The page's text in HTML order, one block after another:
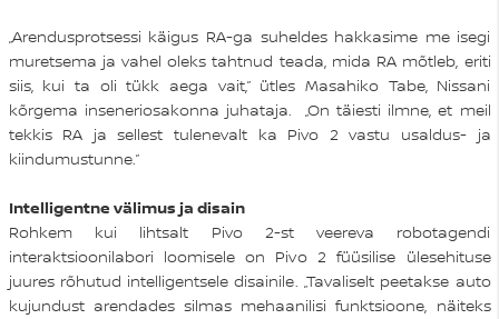
„Arendusprotsessi käigus RA-ga suheldes hakkasime me isegi
muretsema ja vahel oleks tahtnud teada, mida RA mõtleb, eriti
siis, kui ta oli tükk aega vait,” ütles Masahiko Tabe, Nissani
kõrgema inseneriosakonna juhataja. „On täiesti ilmne, et meil
tekkis RA ja sellest tulenevalt ka Pivo 2 vastu usaldus- ja
kiindumustunne.”
Intelligentne välimus ja disain
Rohkem kui lihtsalt Pivo 2-st veereva robotagendi
interaktsioonilabori loomisele on Pivo 2 füüsilise ülesehituse
juures rõhutud intelligentsele disainile. „Tavaliselt peetakse auto
kujundust arendades silmas mehaanilisi funktsioone, näiteks